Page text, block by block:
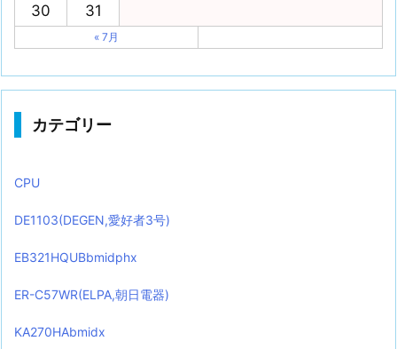
30
31
« 7月
カテゴリー
CPU
DE1103(DEGEN,愛好者3号)
EB321HQUBbmidphx
ER-C57WR(ELPA,朝日電器)
KA270HAbmidx